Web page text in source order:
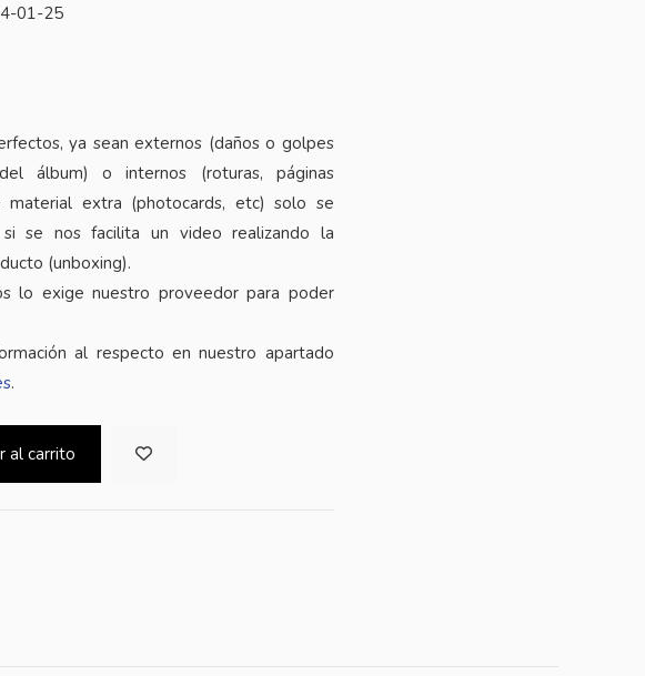
01-25
ya sean externos (daños o golpes
álbum) o internos (roturas, páginas
material extra (photocards, etc) solo se
si se nos facilita un video realizando la
(unboxing).
lo exige nuestro proveedor para poder
al respecto en nuestro apartado
.
al carrito